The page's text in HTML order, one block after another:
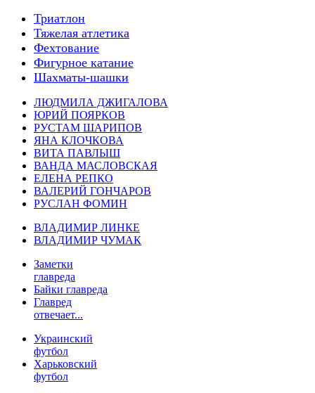
Триатлон
Тяжелая атлетика
Фехтование
Фигурное катание
Шахматы-шашки
ЛЮДМИЛА ДЖИГАЛОВА
ЮРИЙ ПОЯРКОВ
РУСТАМ ШАРИПОВ
ЯНА КЛОЧКОВА
ВИТА ПАВЛЫШ
ВАНДА МАСЛОВСКАЯ
ЕЛЕНА РЕПКО
ВАЛЕРИЙ ГОНЧАРОВ
РУСЛАН ФОМИН
ВЛАДИМИР ЛИНКЕ
ВЛАДИМИР ЧУМАК
Заметки
главреда
Байки главреда
Главред
отвечает...
Украинский
футбол
Харьковский
футбол